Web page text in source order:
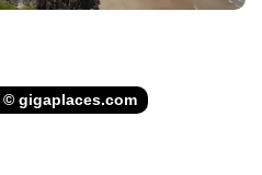
© gigaplaces.com